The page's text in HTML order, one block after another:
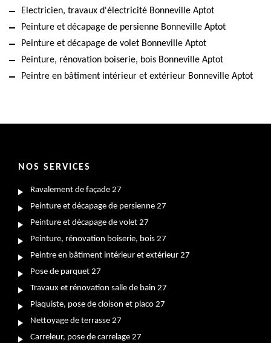
Electricien, travaux d'électricité Bonneville Aptot
Peinture et décapage de persienne Bonneville Aptot
Peinture et décapage de volet Bonneville Aptot
Peinture, rénovation boiserie, bois Bonneville Aptot
Peintre en bâtiment intérieur et extérieur Bonneville Aptot
NOS SERVICES
Ravalement de façade 27
Peinture et décapage de persienne 27
Peinture et décapage de volet 27
Peinture, rénovation boiserie, bois 27
Peintre en bâtiment intérieur et extérieur 27
Pose de parquet 27
Travaux et rénovation salle de bain 27
Plaquiste, pose de cloison et placo 27
Nettoyage de terrasse 27
Carreleur, pose de carrelage 27